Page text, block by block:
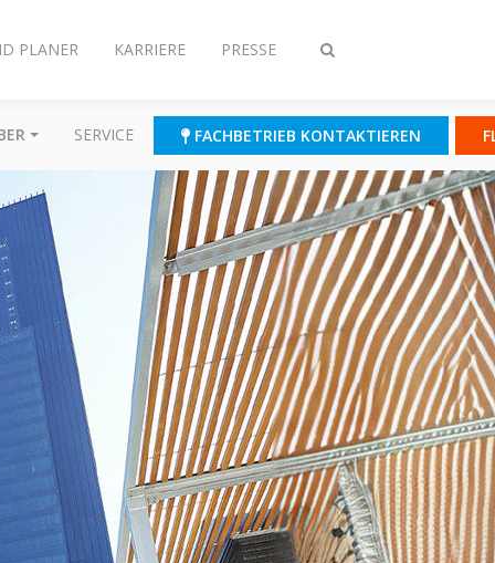
Suche
PLANER KARRIERE PRESSE
SERVICE FACHBETRIEB KONTAKTIEREN